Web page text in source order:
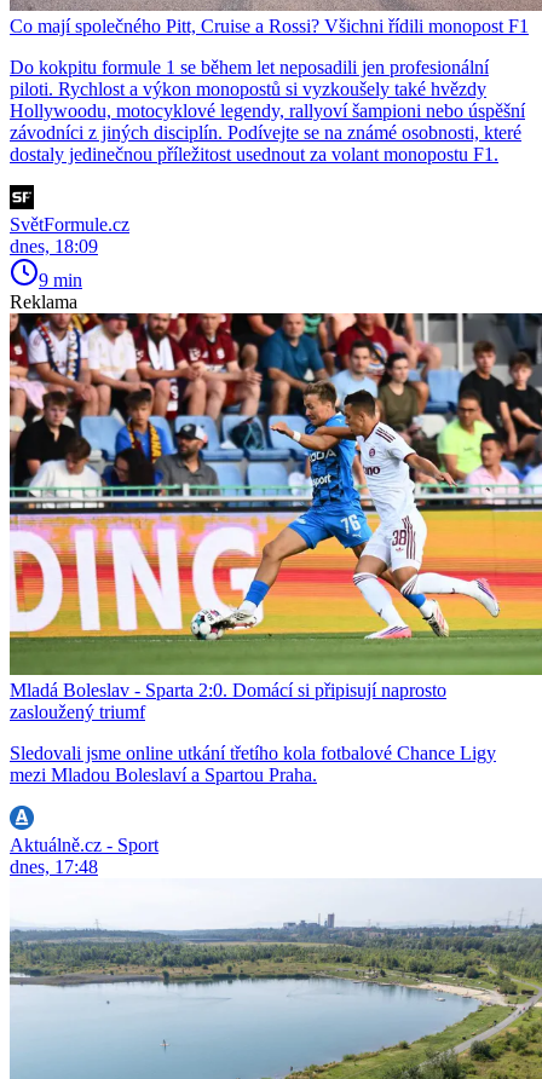
Co mají společného Pitt, Cruise a Rossi? Všichni řídili monopost F1
Do kokpitu formule 1 se během let neposadili jen profesionální
piloti. Rychlost a výkon monopostů si vyzkoušely také hvězdy
Hollywoodu, motocyklové legendy, rallyoví šampioni nebo úspěšní
závodníci z jiných disciplín. Podívejte se na známé osobnosti, které
dostaly jedinečnou příležitost usednout za volant monopostu F1.
SvětFormule.cz
dnes, 18:09
9 min
Reklama
Mladá Boleslav - Sparta 2:0. Domácí si připisují naprosto
zasloužený triumf
Sledovali jsme online utkání třetího kola fotbalové Chance Ligy
mezi Mladou Boleslaví a Spartou Praha.
Aktuálně.cz - Sport
dnes, 17:48